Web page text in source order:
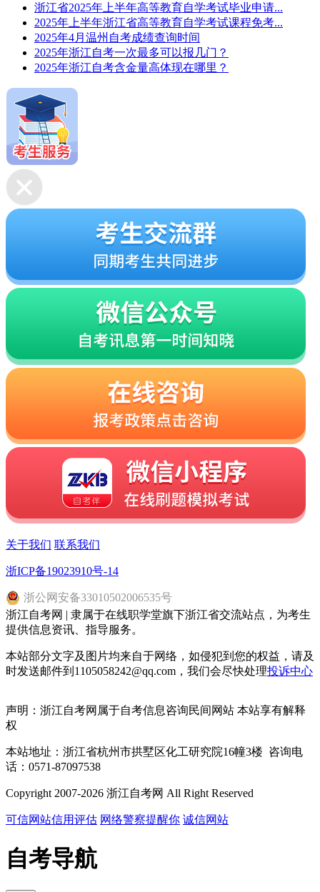
浙江省2025年上半年高等教育自学考试毕业申请...
2025年上半年浙江省高等教育自学考试课程免考...
2025年4月温州自考成绩查询时间
2025年浙江自考一次最多可以报几门？
2025年浙江自考含金量高体现在哪里？
关于我们 联系我们
浙ICP备19023910号-14
浙公网安备33010502006535号
浙江自考网 | 隶属于在线职学堂旗下浙江省交流站点，为考生
提供信息资讯、指导服务。
本站部分文字及图片均来自于网络，如侵犯到您的权益，请及
时发送邮件到1105058242@qq.com，我们会尽快处理投诉中心
声明：浙江自考网属于自考信息咨询民间网站 本站享有解释
权
本站地址：浙江省杭州市拱墅区化工研究院16幢3楼 咨询电
话：0571-87097538
Copyright 2007-2026 浙江自考网 All Right Reserved
可信网站信用评估 网络警察提醒你 诚信网站
自考导航